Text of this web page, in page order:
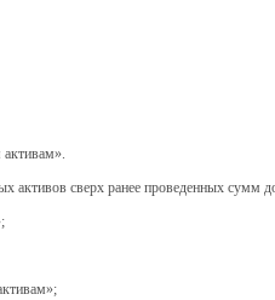
активам».
активов сверх ранее проведенных сумм